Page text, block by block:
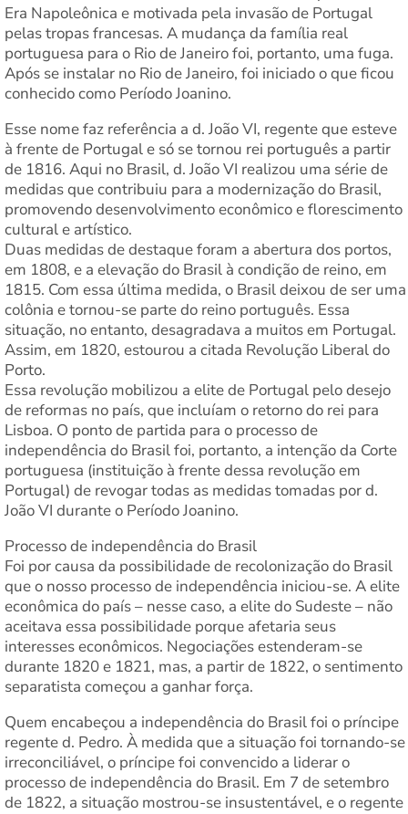
Era Napoleônica e motivada pela invasão de Portugal
pelas tropas francesas. A mudança da família real
portuguesa para o Rio de Janeiro foi, portanto, uma fuga.
Após se instalar no Rio de Janeiro, foi iniciado o que ficou
conhecido como Período Joanino.
Esse nome faz referência a d. João VI, regente que esteve
à frente de Portugal e só se tornou rei português a partir
de 1816. Aqui no Brasil, d. João VI realizou uma série de
medidas que contribuiu para a modernização do Brasil,
promovendo desenvolvimento econômico e florescimento
cultural e artístico.
Duas medidas de destaque foram a abertura dos portos,
em 1808, e a elevação do Brasil à condição de reino, em
1815. Com essa última medida, o Brasil deixou de ser uma
colônia e tornou-se parte do reino português. Essa
situação, no entanto, desagradava a muitos em Portugal.
Assim, em 1820, estourou a citada Revolução Liberal do
Porto.
Essa revolução mobilizou a elite de Portugal pelo desejo
de reformas no país, que incluíam o retorno do rei para
Lisboa. O ponto de partida para o processo de
independência do Brasil foi, portanto, a intenção da Corte
portuguesa (instituição à frente dessa revolução em
Portugal) de revogar todas as medidas tomadas por d.
João VI durante o Período Joanino.
Processo de independência do Brasil
Foi por causa da possibilidade de recolonização do Brasil
que o nosso processo de independência iniciou-se. A elite
econômica do país – nesse caso, a elite do Sudeste – não
aceitava essa possibilidade porque afetaria seus
interesses econômicos. Negociações estenderam-se
durante 1820 e 1821, mas, a partir de 1822, o sentimento
separatista começou a ganhar força.
Quem encabeçou a independência do Brasil foi o príncipe
regente d. Pedro. À medida que a situação foi tornando-se
irreconciliável, o príncipe foi convencido a liderar o
processo de independência do Brasil. Em 7 de setembro
de 1822, a situação mostrou-se insustentável, e o regente